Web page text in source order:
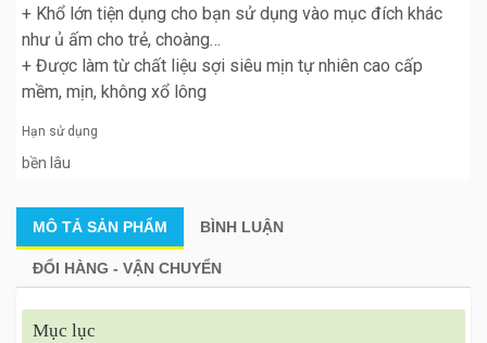
+ Khổ lớn tiện dụng cho bạn sử dụng vào mục đích khác
như ủ ấm cho trẻ, choàng…
+ Được làm từ chất liệu sợi siêu mịn tự nhiên cao cấp
mềm, mịn, không xổ lông
Hạn sử dụng
bền lâu
MÔ TẢ SẢN PHẨM BÌNH LUẬN
ĐỔI HÀNG - VẬN CHUYỂN
Mục lục